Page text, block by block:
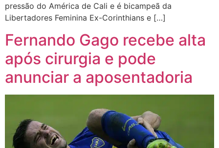
pressão do América de Cali e é bicampeã da
Libertadores Feminina Ex-Corinthians e […]
Fernando Gago recebe alta
após cirurgia e pode
anunciar a aposentadoria